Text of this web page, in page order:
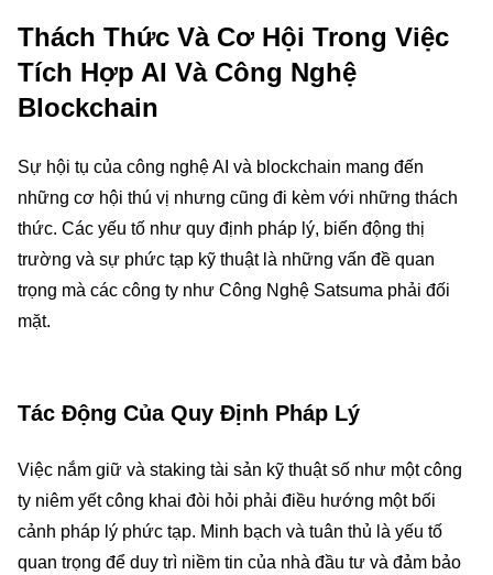
Thách Thức Và Cơ Hội Trong Việc
Tích Hợp AI Và Công Nghệ
Blockchain
Sự hội tụ của công nghệ AI và blockchain mang đến
những cơ hội thú vị nhưng cũng đi kèm với những thách
thức. Các yếu tố như quy định pháp lý, biến động thị
trường và sự phức tạp kỹ thuật là những vấn đề quan
trọng mà các công ty như Công Nghệ Satsuma phải đối
mặt.
Tác Động Của Quy Định Pháp Lý
Việc nắm giữ và staking tài sản kỹ thuật số như một công
ty niêm yết công khai đòi hỏi phải điều hướng một bối
cảnh pháp lý phức tạp. Minh bạch và tuân thủ là yếu tố
quan trọng để duy trì niềm tin của nhà đầu tư và đảm bảo